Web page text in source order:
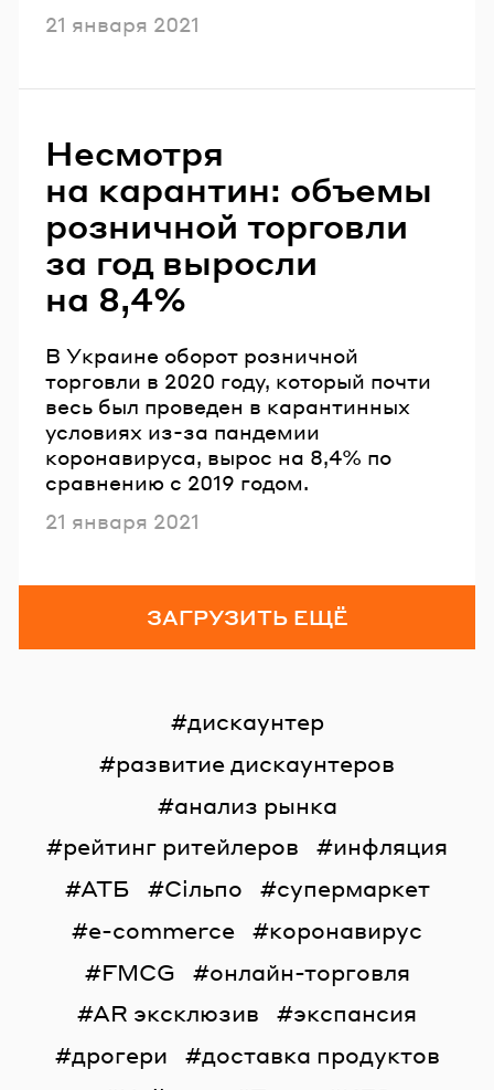
Опубликовано
21 января 2021
Несмотря
на карантин: объемы
розничной торговли
за год выросли
на 8,4%
В Украине оборот розничной
торговли в 2020 году, который почти
весь был проведен в карантинных
условиях из-за пандемии
коронавируса, вырос на 8,4% по
сравнению с 2019 годом.
Опубликовано
21 января 2021
ЗАГРУЗИТЬ ЕЩЁ
дискаунтер
развитие дискаунтеров
анализ рынка
рейтинг ритейлеров
инфляция
АТБ
Сільпо
супермаркет
e-commerce
коронавирус
FMCG
онлайн-торговля
AR эксклюзив
экспансия
дрогери
доставка продуктов